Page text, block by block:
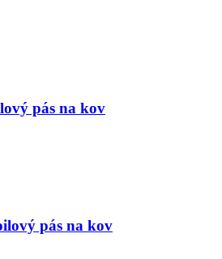
pás na kov
pás na kov